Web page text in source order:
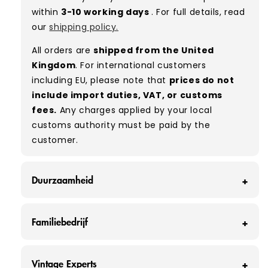
and are in excellent shape overall.
Please note:As these are vintage/used
garments, a small percentage (5–10%) may
have minor flaws such as small tears, holes, or
stains. While we carefully inspect all items, a
degree of human error is possible. Condition
can vary slightly between pieces, and some
within 3-10 working days. For full details, read
ourshipping policy.
All orders are shipped from the United
Kingdom. For international customers
including EU, please note that prices do not
include import duties, VAT, or customs
fees. Any charges applied by your local
customs authority must be paid by the
customer.
Duurzaamheid
elke maand dat ongeveer 160 ton kleding op de
afzonderlijke kledingstukken.
Familiebedrijf
Vintage Experts